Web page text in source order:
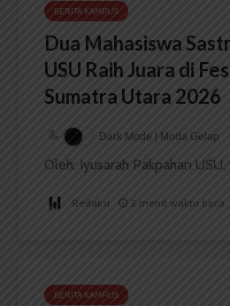
BERITA KAMPUS
Dua Mahasiswa
USU Raih Juara di
Sumatra Utara 2026
Dark Mode | Moda Gelap
Oleh: Iyusarah Pakpahan
Redaksi 2 menit waktu baca
BERITA KAMPUS